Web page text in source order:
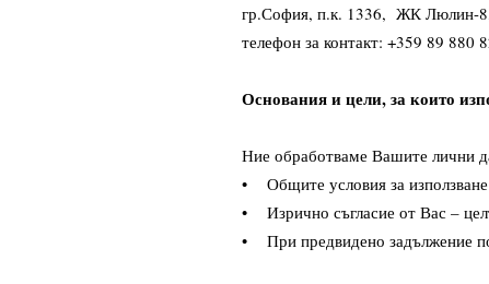
гр.София, п.к. 1336, ЖК Люлин-
телефон за контакт: +359 89
Основания и цели, за които
Ние обработваме Вашите лични
• Общите условия за използване
• Изрично съгласие от Вас –
• При предвидено задължение